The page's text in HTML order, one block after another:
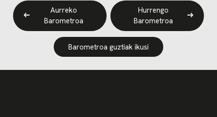
Aurreko
Barometroa
Hurrengo
Barometroa
Barometroa guztiak ikusi